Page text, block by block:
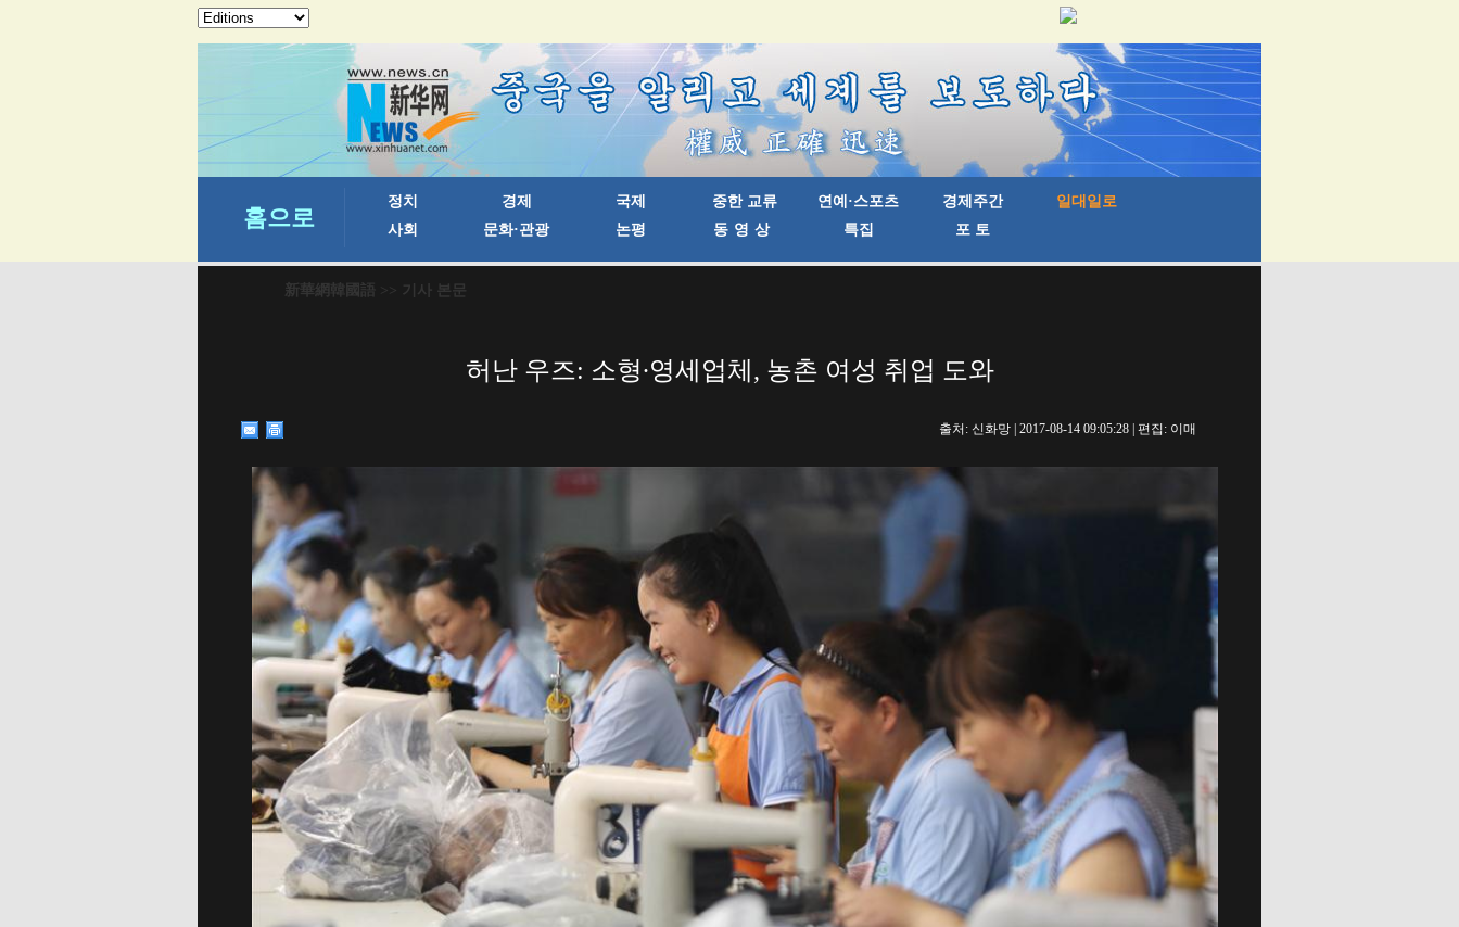
新華網韓國語 >> 기사 본문
허난 우즈: 소형∙영세업체, 농촌 여성 취업 도와
출처: 신화망 | 2017-08-14 09:05:28 | 편집: 이매